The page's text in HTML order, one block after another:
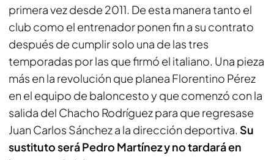
primera vez desde 2011. De esta manera tanto el
club como el entrenador ponen fin a su contrato
después de cumplir solo una de las tres
temporadas por las que firmó el italiano. Una pieza
más en la revolución que planea Florentino Pérez
en el equipo de baloncesto y que comenzó con la
salida del Chacho Rodríguez para que regresase
Juan Carlos Sánchez a la dirección deportiva. Su
sustituto será Pedro Martínez y no tardará en